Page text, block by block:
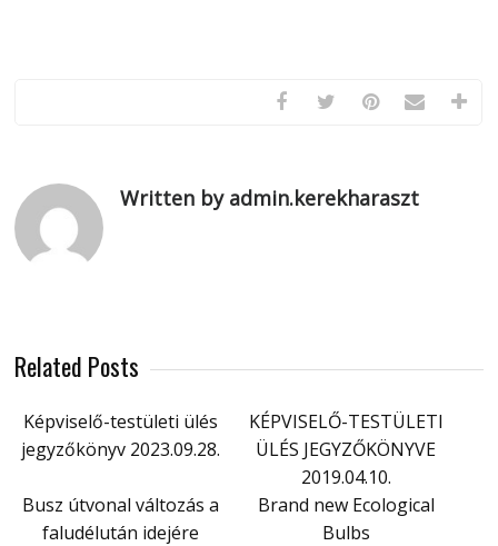
Written by admin.kerekharaszt
Related Posts
Képviselő-testületi ülés
jegyzőkönyv 2023.09.28.
KÉPVISELŐ-TESTÜLETI
ÜLÉS JEGYZŐKÖNYVE
2019.04.10.
Busz útvonal változás a
faludélután idejére
Brand new Ecological
Bulbs